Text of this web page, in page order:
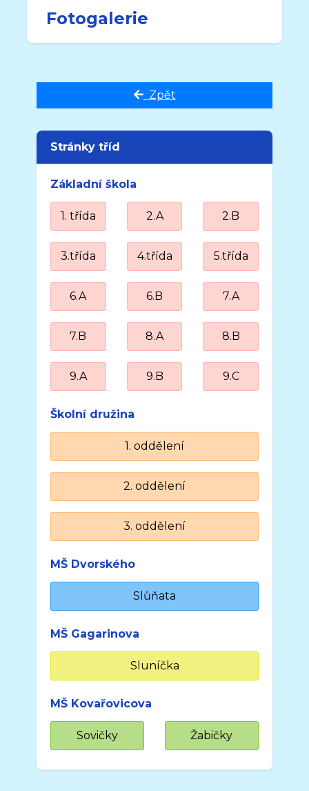
Fotogalerie
Zpět
Stránky tříd
Základní škola
1. třída 2.A 2.B
3.třída 4.třída 5.třída
6.A 6.B 7.A
7.B 8.A 8.B
9.A 9.B 9.C
Školní družina
1. oddělení
2. oddělení
3. oddělení
MŠ Dvorského
Slůňata
MŠ Gagarinova
Sluníčka
MŠ Kovařovicova
Sovičky Žabičky